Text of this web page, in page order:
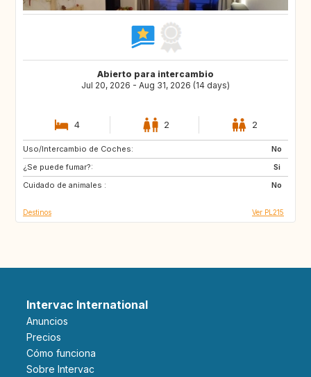
Abierto para intercambio
Jul 20, 2026 - Aug 31, 2026 (14 days)
4 2 2
Uso/Intercambio de Coches:
No
¿Se puede fumar?:
Si
Cuidado de animales :
No
ES
FR
HR
Destinos Ver PL215
Intervac International
Anuncios
Precios
Cómo funciona
Sobre Intervac